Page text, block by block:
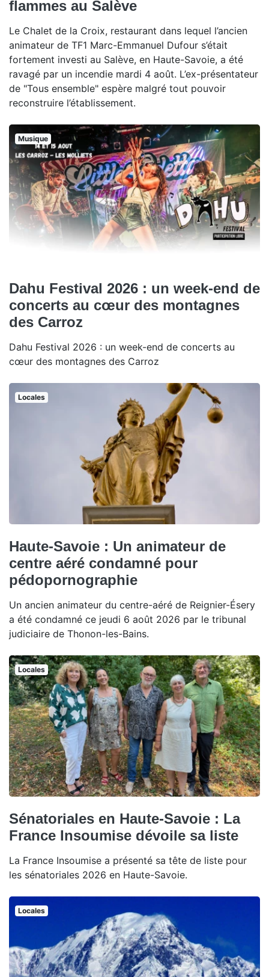
flammes au Salève
Le Chalet de la Croix, restaurant dans lequel l’ancien
animateur de TF1 Marc-Emmanuel Dufour s’était
fortement investi au Salève, en Haute-Savoie, a été
ravagé par un incendie mardi 4 août. L’ex-présentateur
de "Tous ensemble" espère malgré tout pouvoir
reconstruire l’établissement.
Musique
Dahu Festival 2026 : un week-end de
concerts au cœur des montagnes
des Carroz
Dahu Festival 2026 : un week-end de concerts au
cœur des montagnes des Carroz
Locales
Haute-Savoie : Un animateur de
centre aéré condamné pour
pédopornographie
Un ancien animateur du centre-aéré de Reignier-Ésery
a été condamné ce jeudi 6 août 2026 par le tribunal
judiciaire de Thonon-les-Bains.
Locales
Sénatoriales en Haute-Savoie : La
France Insoumise dévoile sa liste
La France Insoumise a présenté sa tête de liste pour
les sénatoriales 2026 en Haute-Savoie.
Locales